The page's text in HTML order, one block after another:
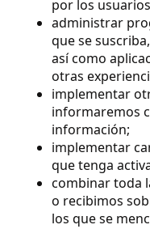
por los
administrar
que se
así como
otras
implementar
informaremos
información;
implementar
que tenga
combinar toda
o recibimos
los que se